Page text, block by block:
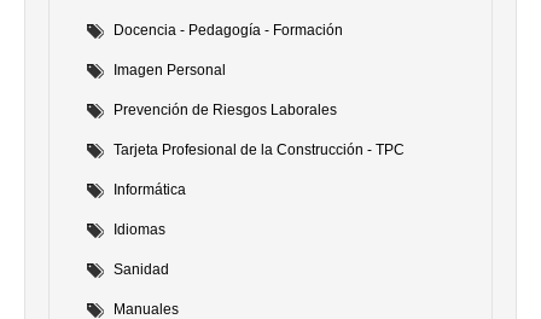
Docencia - Pedagogía - Formación
Imagen Personal
Prevención de Riesgos Laborales
Tarjeta Profesional de la Construcción - TPC
Informática
Idiomas
Sanidad
Manuales